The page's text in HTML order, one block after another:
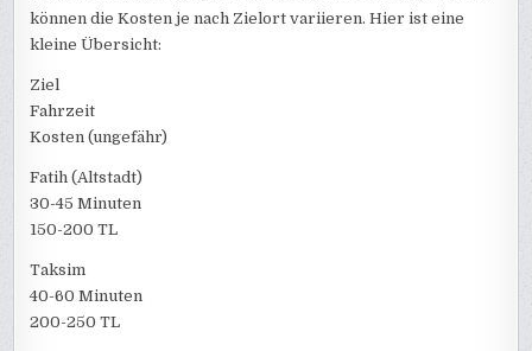
können die Kosten je nach Zielort variieren. Hier ist eine
kleine Übersicht:
Ziel
Fahrzeit
Kosten (ungefähr)
Fatih (Altstadt)
30-45 Minuten
150-200 TL
Taksim
40-60 Minuten
200-250 TL